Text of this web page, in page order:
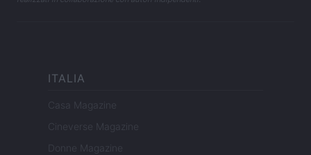
ITALIA
Casa Magazine
Cineverse Magazine
Donne Magazine